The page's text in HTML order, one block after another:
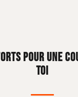
POUR UNE
TOI